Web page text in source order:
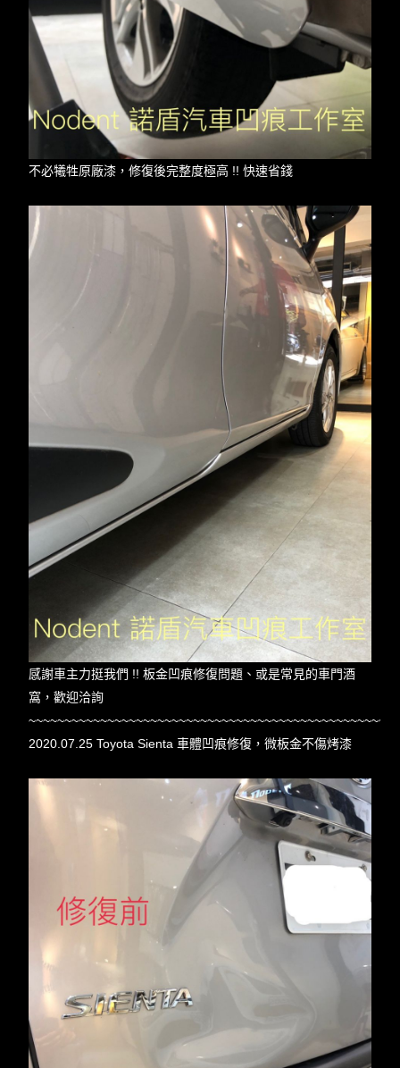
不必犧牲原廠漆，修復後完整度極高 !! 快速省錢
感謝車主力挺我們 !! 板金凹痕修復問題、或是常見的車門酒
窩，歡迎洽詢
2020.07.25 Toyota Sienta 車體凹痕修復，微板金不傷烤漆